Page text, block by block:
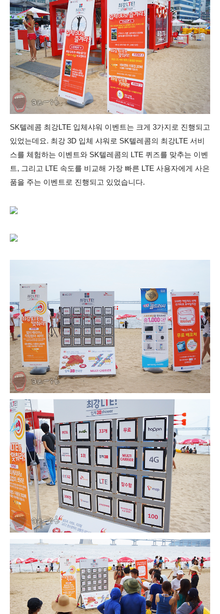
SK텔레콤 최강LTE 입체샤워 이벤트는 크게 3가지로 진행되고
있었는데요. 최강 3D 입체 샤워로 SK텔레콤의 최강LTE 서비
스를 체험하는 이벤트와 SK텔레콤의 LTE 퀴즈를 맞추는 이벤
트, 그리고 LTE 속도를 비교해 가장 빠른 LTE 사용자에게 사은
품을 주는 이벤트로 진행되고 있었습니다.